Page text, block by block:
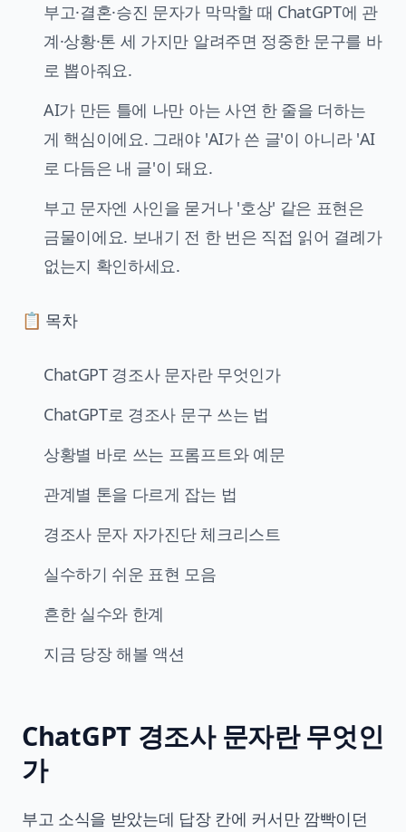
부고·결혼·승진 문자가 막막할 때 ChatGPT에 관
계·상황·톤 세 가지만 알려주면 정중한 문구를 바
로 뽑아줘요.
AI가 만든 틀에 나만 아는 사연 한 줄을 더하는
게 핵심이에요. 그래야 'AI가 쓴 글'이 아니라 'AI
로 다듬은 내 글'이 돼요.
부고 문자엔 사인을 묻거나 '호상' 같은 표현은
금물이에요. 보내기 전 한 번은 직접 읽어 결례가
없는지 확인하세요.
📋 목차
ChatGPT 경조사 문자란 무엇인가
ChatGPT로 경조사 문구 쓰는 법
상황별 바로 쓰는 프롬프트와 예문
관계별 톤을 다르게 잡는 법
경조사 문자 자가진단 체크리스트
실수하기 쉬운 표현 모음
흔한 실수와 한계
지금 당장 해볼 액션
ChatGPT 경조사 문자란 무엇인
가
부고 소식을 받았는데 답장 칸에 커서만 깜빡이던